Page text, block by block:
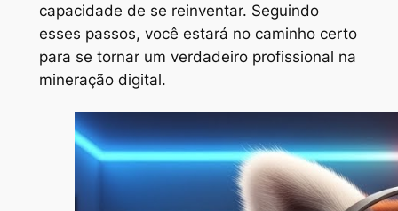
capacidade de se reinventar. Seguindo
esses passos, você estará no caminho certo
para se tornar um verdadeiro profissional na
mineração digital.